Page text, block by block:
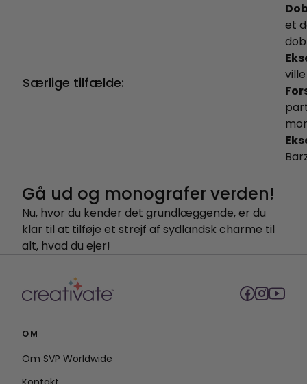
Særlige tilfælde:
et
Gå ud og monografer verden!
Nu, hvor du kender det grundlæggende, er du
klar til at tilføje et strejf af sydlandsk charme til
alt, hvad du ejer!
OM
Om SVP Worldwide